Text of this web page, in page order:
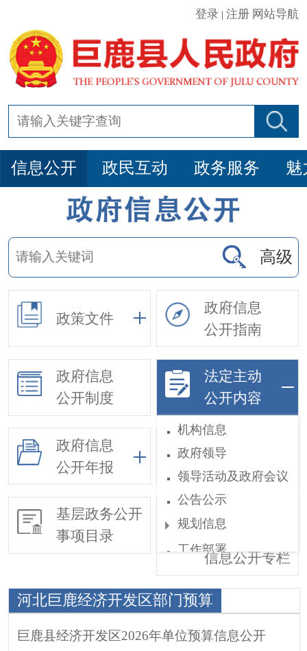
登录 |注册 网站导航
信息公开 政民互动 政务服务 魅
高级
政策文件
政府信息
公开指南
政府信息
公开制度
法定主动
公开内容
机构信息
政府领导
领导活动及政府会议
公告公示
规划信息
工作部署
权责和公共服务清单
行政执法公示
栏
政府信息
公开年报
依申请公开
基层政务公开
事项目录
惠民惠农财政
信息公开专栏
河北巨鹿经济开发区部门预算
巨鹿县经济开发区2026年单位预算信息公开